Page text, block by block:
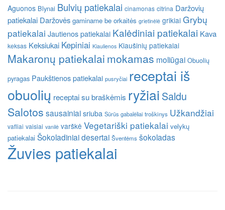
Aguonos Blynai Bulvių patiekalai cinamonas citrina Daržovių
patiekalai Daržovės gaminame be orkaitės grietinėlė grikiai Grybų
patiekalai Jautienos patiekalai Kalėdiniai patiekalai Kava
keksas Keksiukai Kepiniai Kiaulienos Kiaušinių patiekalai
Makaronų patiekalai mokamas moliūgai Obuolių
pyragas Paukštienos patiekalai pusryčiai receptai iš
obuolių receptai su braškėmis ryžiai Saldu
Salotos sausainiai sriuba Sūrūs gabalėliai troškinys Užkandžiai
vafliai vaisiai vanilė varškė Vegetariški patiekalai velykų
patiekalai Šokoladiniai desertai Šventėms šokoladas
Žuvies patiekalai